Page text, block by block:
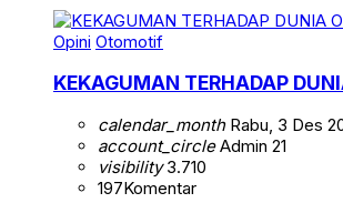
Opini Otomotif
KEKAGUMAN TERHADAP
calendar_monthRabu, 3 Des
account_circleAdmin 21
visibility3.710
197Komentar